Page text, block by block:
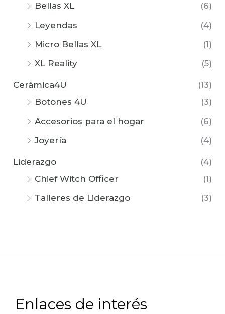
Bellas XL
(6)
Leyendas
(4)
Micro Bellas XL
(1)
XL Reality
(5)
Cerámica4U
(13)
Botones 4U
(3)
Accesorios para el hogar
(6)
Joyería
(4)
Liderazgo
(4)
Chief Witch Officer
(1)
Talleres de Liderazgo
(3)
Enlaces de interés